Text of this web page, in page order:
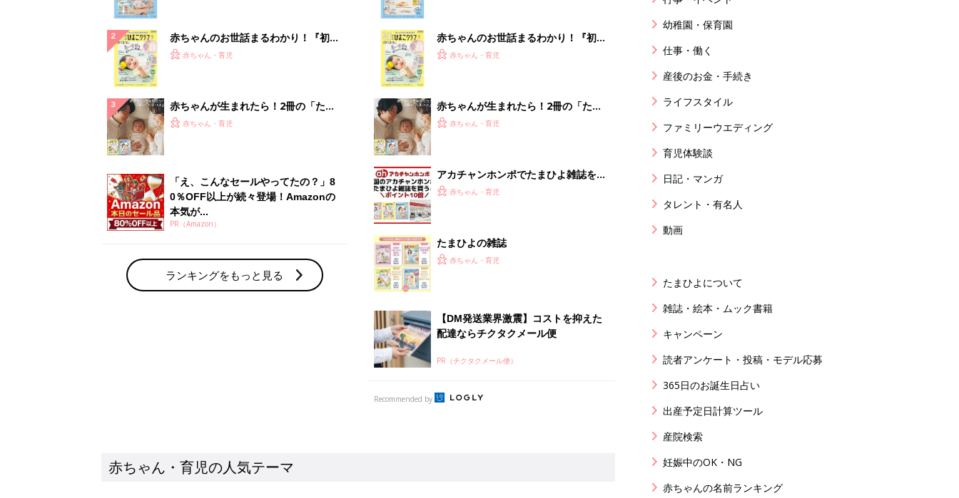
赤ちゃんのお世話まるわかり！『初め
てのひよこクラブ 夏号』〈巻頭大特
赤ちゃん・育児
赤ちゃんが生まれたら！2冊の「たま
ひよ」
赤ちゃん・育児
「え、こんなセールやってたの？」8
0％OFF以上が続々登場！Amazonの
本気が...
PR（Amazon）
ランキングをもっと見る
赤ちゃんのお世話まるわかり！『初め
てのひよこクラブ 夏号』〈巻頭大特
赤ちゃん・育児
赤ちゃんが生まれたら！2冊の「たま
ひよ」
赤ちゃん・育児
アカチャンホンポでたまひよ雑誌を買
うとポイント10倍【期間限定】
赤ちゃん・育児
たまひよの雑誌
赤ちゃん・育児
【DM発送業界激震】コストを抑えた
配達ならチクタクメール便
PR（チクタクメール便）
Recommended by
赤ちゃん・育児の人気テーマ
幼稚園・保育園
仕事・働く
産後のお金・手続き
ライフスタイル
ファミリーウエディング
育児体験談
日記・マンガ
タレント・有名人
動画
たまひよについて
雑誌・絵本・ムック書籍
キャンペーン
読者アンケート・投稿・モデル応募
365日のお誕生日占い
出産予定日計算ツール
産院検索
妊娠中のOK・NG
赤ちゃんの名前ランキング